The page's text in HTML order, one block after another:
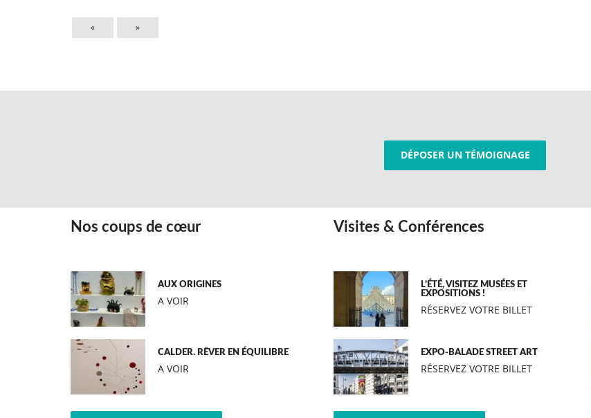
« »
DÉPOSER UN TÉMOIGNAGE
Nos coups de cœur
AUX ORIGINES
A VOIR
CALDER. RÊVER EN ÉQUILIBRE
A VOIR
Visites & Conférences
L’ÉTÉ, VISITEZ MUSÉES ET
EXPOSITIONS !
RÉSERVEZ VOTRE BILLET
EXPO-BALADE STREET ART
RÉSERVEZ VOTRE BILLET